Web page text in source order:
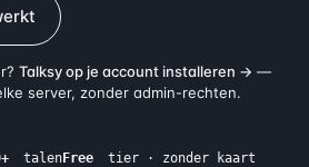
Talksy op je account installeren → —
server, zonder admin-rechten.
talenFree tier · zonder kaart